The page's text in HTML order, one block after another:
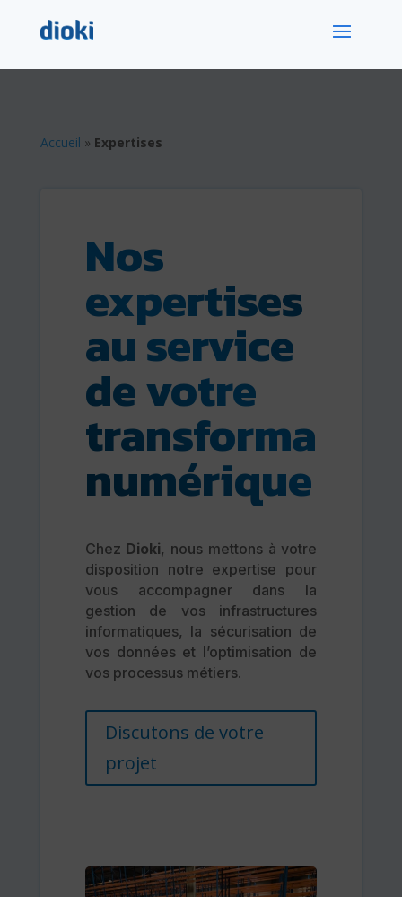
Accueil » Expertises
Nos
expertises
au service
de votre
transformation
numérique
Chez Dioki, nous mettons à votre
disposition notre expertise pour
vous accompagner dans la
gestion de vos infrastructures
informatiques, la sécurisation de
vos données et l’optimisation de
vos processus métiers.
Discutons de votre
projet